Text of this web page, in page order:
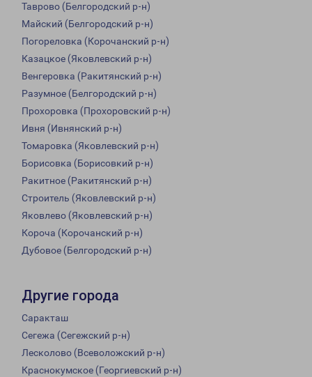
Таврово (Белгородский р-н)
Майский (Белгородский р-н)
Погореловка (Корочанский р-н)
Казацкое (Яковлевский р-н)
Венгеровка (Ракитянский р-н)
Разумное (Белгородский р-н)
Прохоровка (Прохоровский р-н)
Ивня (Ивнянский р-н)
Томаровка (Яковлевский р-н)
Борисовка (Борисовкий р-н)
Ракитное (Ракитянский р-н)
Строитель (Яковлевский р-н)
Яковлево (Яковлевский р-н)
Короча (Корочанский р-н)
Дубовое (Белгородский р-н)
Другие города
Саракташ
Сегежа (Сегежский р-н)
Лесколово (Всеволожский р-н)
Краснокумское (Георгиевский р-н)